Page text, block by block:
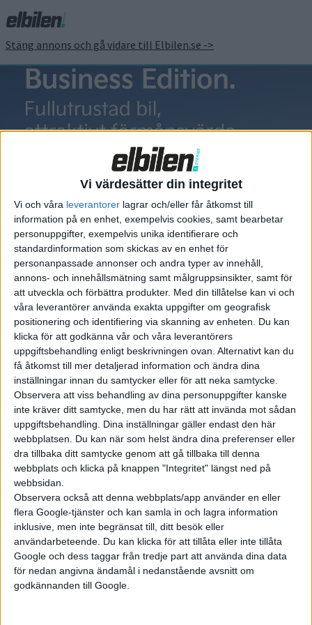
Vi värdesätter din integritet
Vi och våra leverantorer lagrar och/eller får åtkomst till
information på en enhet, exempelvis cookies, samt bearbetar
personuppgifter, exempelvis unika identifierare och
standardinformation som skickas av en enhet för
personanpassade annonser och andra typer av innehåll,
annons- och innehållsmätning samt målgruppsinsikter, samt för
att utveckla och förbättra produkter. Med din tillåtelse kan vi och
våra leverantörer använda exakta uppgifter om geografisk
positionering och identifiering via skanning av enheten. Du kan
klicka för att godkänna vår och våra leverantörers
uppgiftsbehandling enligt beskrivningen ovan. Alternativt kan du
få åtkomst till mer detaljerad information och ändra dina
inställningar innan du samtycker eller för att neka samtycke.
Observera att viss behandling av dina personuppgifter kanske
inte kräver ditt samtycke, men du har rätt att invända mot sådan
uppgiftsbehandling. Dina inställningar gäller endast den här
webbplatsen. Du kan när som helst ändra dina preferenser eller
dra tillbaka ditt samtycke genom att gå tillbaka till denna
webbplats och klicka på knappen "Integritet" längst ned på
webbsidan.
Observera också att denna webbplats/app använder en eller
flera Google-tjänster och kan samla in och lagra information
inklusive, men inte begränsat till, ditt besök eller
användarbeteende. Du kan klicka för att tillåta eller inte tillåta
Google och dess taggar från tredje part att använda dina data
för nedan angivna ändamål i nedanstående avsnitt om
godkännanden till Google.
Stäng annons och gå vidare till Elbilen.se ->
Škoda Enyaq
Mest lästa
7 aug 2026
Studie: Förbränningsbilar borde skrotas direkt
5 aug 2026
Uppgift: då kommer Volvos nya eldrivna volymmodell EX50
7 aug 2026
EU-plan: V2G-krav ska göra elbilar till del av energisystemet
6 aug 2026
Säljstart för instegsversionen av ID. Polo
6 aug 2026
Nu även Byd – då vill jätten tillverka solid state-batterier
Elbilens nyhetsbrev
Håll dig uppdaterad om de senaste nyheterna!
Prenumerera